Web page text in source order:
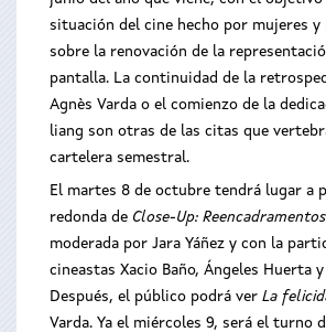
situación del cine hecho por mujeres y
sobre la renovación de la
pantalla. La continuidad de la
Agnès Varda o el comienzo de la
liang son otras de las citas que
cartelera semestral.
El martes 8 de octubre tendrá lugar a
redonda de Close-Up:
moderada por Jara Yáñez y con la
cineastas Xacio Baño, Ángeles Huerta
Después, el público podrá ver La
Varda. Ya el miércoles 9, será el turno